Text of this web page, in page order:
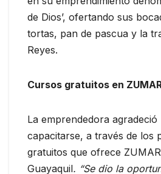
de Dios’, ofertando sus
tortas, pan de pascua y la
Reyes.
Cursos gratuitos en
La emprendedora
capacitarse, a través de los
gratuitos que ofrece
Guayaquil. “Se dio la